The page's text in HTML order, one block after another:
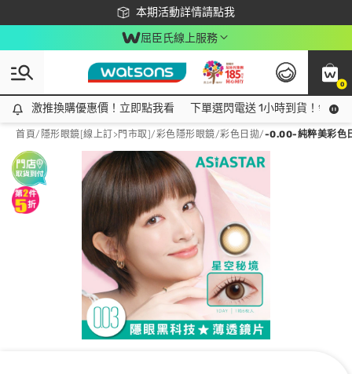
本期活動詳情請點我
下載app最高回饋$350
屈臣氏線上服務
0
激推換購優惠價！立即點我看
激推換購優惠價！立即點我看 下單選閃電送 1小時到貨！領神
首頁/ 隱形眼鏡[線上訂>門市取]/彩色隱形眼鏡/彩色日拋/-0.00-純粹美彩色